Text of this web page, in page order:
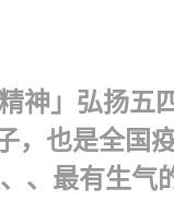
神」弘扬五
，也是全国
、最有生气